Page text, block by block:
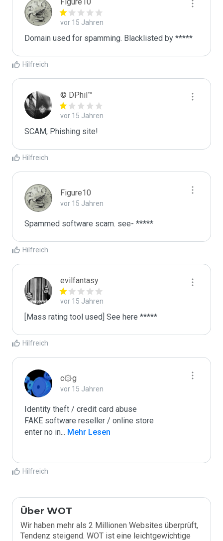
vor 15 Jahren
Domain used for spamming. Blacklisted by *****
Hilfreich
© DPhil™
vor 15 Jahren
SCAM, Phishing site!
Hilfreich
Figure10
vor 15 Jahren
Spammed software scam. see- *****
Hilfreich
evilfantasy
vor 15 Jahren
[Mass rating tool used] See here *****
Hilfreich
c۞g
vor 15 Jahren
Identity theft / credit card abuse
FAKE software reseller / online store
enter no in... Mehr Lesen
Hilfreich
Über WOT
Wir haben mehr als 2 Millionen Websites überprüft,
Tendenz steigend. WOT ist eine leichtgewichtige